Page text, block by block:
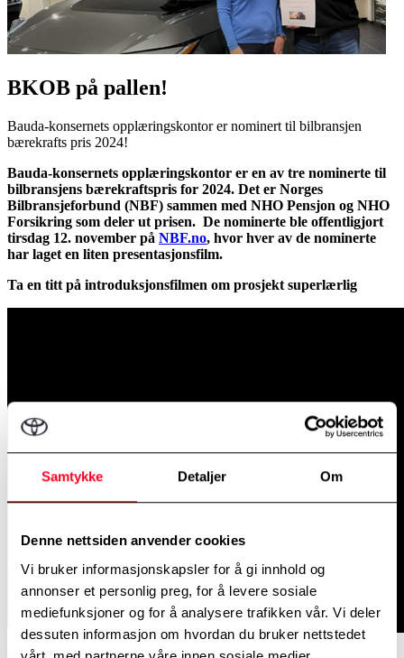
Samtykke Detaljer Om
Denne nettsiden anvender cookies
Vi bruker informasjonskapsler for å gi innhold og
annonser et personlig preg, for å levere sosiale
mediefunksjoner og for å analysere trafikken vår. Vi deler
dessuten informasjon om hvordan du bruker nettstedet
BKOB på pallen!
Bauda-konsernets opplæringskontor er nominert til bilbransjen
bærekrafts pris 2024!
Bauda-konsernets opplæringskontor er en av tre nominerte til
bilbransjens bærekraftspris for 2024. Det er Norges
Bilbransjeforbund (NBF) sammen med NHO Pensjon og NHO
Forsikring som deler ut prisen. De nominerte ble offentligjort
tirsdag 12. november på NBF.no, hvor hver av de nominerte
har laget en liten presentasjonsfilm.
Ta en titt på introduksjonsfilmen om prosjekt superlærlig
Stem her